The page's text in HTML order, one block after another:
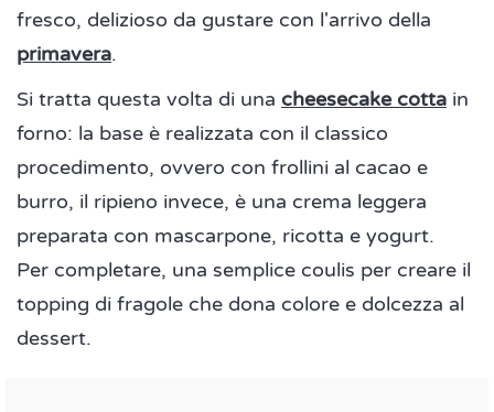
fresco, delizioso da gustare con l'arrivo della
primavera.
Si tratta questa volta di una cheesecake cotta in
forno: la base è realizzata con il classico
procedimento, ovvero con frollini al cacao e
burro, il ripieno invece, è una crema leggera
preparata con mascarpone, ricotta e yogurt.
Per completare, una semplice coulis per creare il
topping di fragole che dona colore e dolcezza al
dessert.